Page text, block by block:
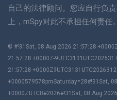
हिंदी
עברית
自己的法律顾问。您应自行负
上，mSpy对此不承担任何责任
© #!31Sat, 08 Aug 2026 21:57:28
21:57:28 +0000Z-
21:57:28
+0000579578pmSaturday=28#!31Sat,
+0000ZUTC8#2026#!31Sat, 08 Aug